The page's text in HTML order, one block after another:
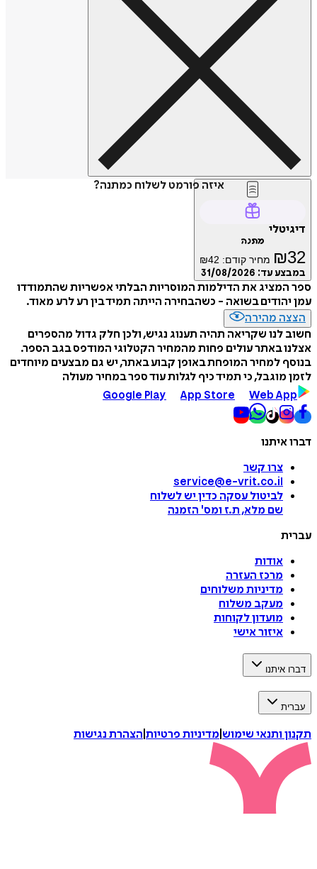
איזה פורמט לשלוח כמתנה?
דיגיטלי
מתנה
₪32 מחיר קודם: ₪42
במבצע עד: 31/08/2026
ספר המציג את הדילמות המוסריות הבלתי אפשריות שהתמודדו
עמן יהודים בשואה - כשהבחירה הייתה תמיד בין רע לרע מאוד.
הצצה מהירה
חשוב לנו שקריאה תהיה תענוג נגיש, ולכן חלק גדול מהספרים
אצלנו באתר עולים פחות מהמחיר הקטלוגי המודפס בגב הספר.
בנוסף למחיר המופחת באופן קבוע באתר, יש גם מבצעים מיוחדים
לזמן מוגבל, כי תמיד כיף לגלות עוד ספר במחיר מעולה
Google Play
App Store Web App
דברו איתנו
צרו קשר
service@e-vrit.co.il
לביטול עסקה כדין יש לשלוח
שם מלא, ת.ז ומס' הזמנה
עברית
אודות
מרכז העזרה
מדיניות משלוחים
מעקב משלוח
מועדון לקוחות
איזור אישי
דברו איתנו
עברית
תקנון ותנאי שימוש מדיניות פרטיות הצהרת נגישות